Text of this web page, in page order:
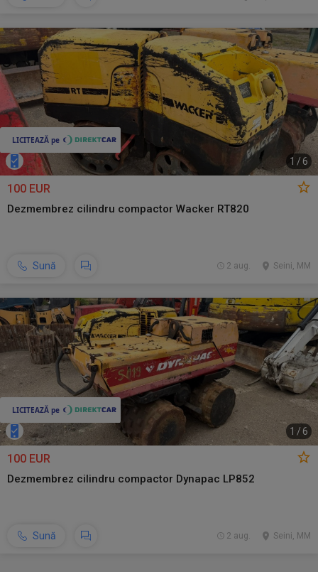
1 /6
100 EUR
Dezmembrez cilindru compactor Wacker RT820
Sună Seini, MM
2 aug.
1 /6
100 EUR
Dezmembrez cilindru compactor Dynapac LP852
Sună Seini, MM
2 aug.